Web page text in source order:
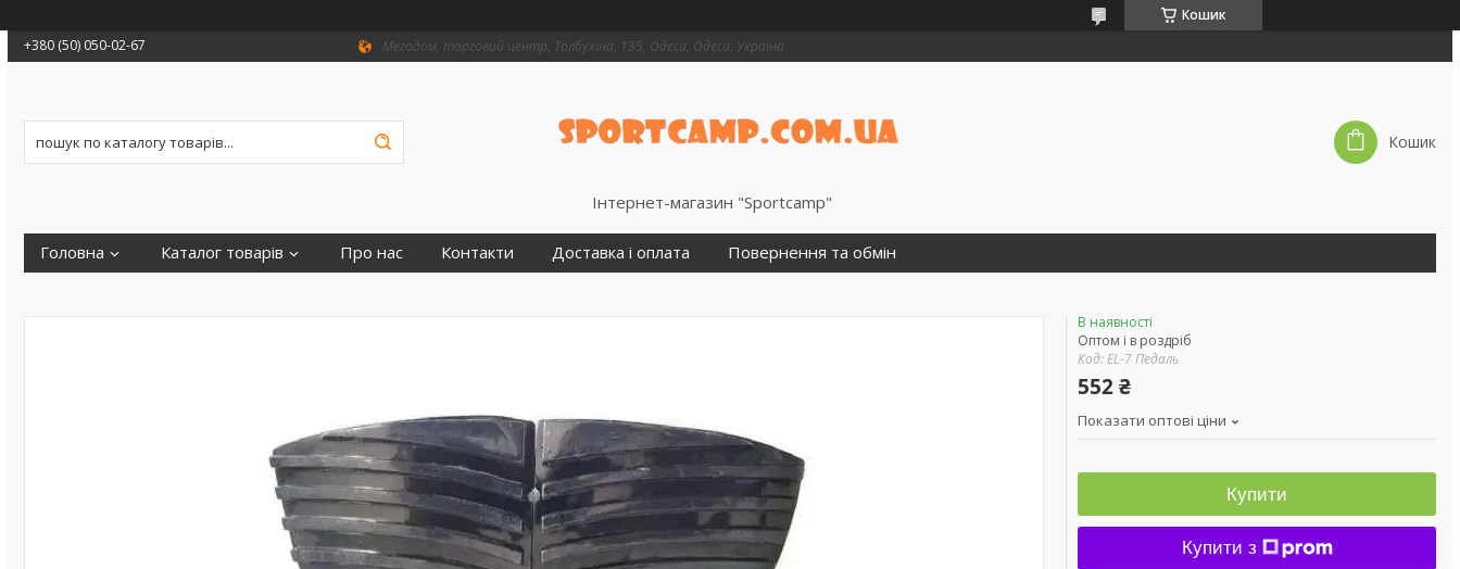
Кошик
+380 (50) 050-02-67
Мегадом, торговий центр, Толбухіна, 135, Одеса, Одеса, Україна
Інтернет-магазин "Sportcamp"
Кошик
Головна Каталог товарів Про нас Контакти Доставка і оплата Повернення та обмін
В наявності
Оптом і в роздріб
Код:EL-7 Педаль
552 ₴
Показати оптові ціни
Купити
Купити з